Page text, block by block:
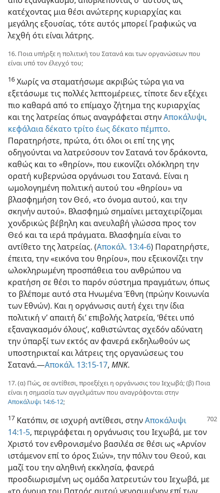
κατέχοντας μια θέσι ανώτερης κυριαρχίας και
μεγάλης εξουσίας, τότε αυτός μπορεί Γραφικώς να
λεχθή ότι είναι λάτρης.
16. Ποια υπήρξε η πολιτική του Σατανά και των οργανώσεων που
είναι υπό τον έλεγχό του;
16 Χωρίς να σταματήσωμε ακριβώς τώρα για να
εξετάσωμε τις πολλές λεπτομέρειες, τίποτε δεν εξέχει
πιο καθαρά από το επίμαχο ζήτημα της κυριαρχίας
και της λατρείας όπως αναγράφεται στηνΑποκάλυψι,
κεφάλαια δέκατο τρίτο έως δέκατο πέμπτο.
Παρατηρήστε, πρώτα, ότι όλοι οι επί της γης
οδηγούνται να λατρεύσουν τον Σατανά τον δράκοντα,
καθώς και το «θηρίον», που εικονίζει ολόκληρη την
ορατή κυβερνώσα οργάνωσι του Σατανά. Είναι η
ωμολογημένη πολιτική αυτού του «θηρίου» να
βλασφημήση τον Θεό, «το όνομα αυτού, και την
σκηνήν αυτού». Βλασφημώ σημαίνει μεταχειρίζομαι
χονδρικώς βέβηλη και ανευλαβή γλώσσα προς τον
Θεό και τα ιερά πράγματα. Βλασφημία είναι το
αντίθετο της λατρείας. (Αποκάλ. 13:4-6) Παρατηρήστε,
έπειτα, την «εικόνα του θηρίου», που εξεικονίζει την
ωλοκληρωμένη προσπάθεια του ανθρώπου να
κρατήση σε θέσι το παρόν σύστημα πραγμάτων, όπως
το βλέπομε αυτό στα Ηνωμένα Έθνη (πρώην Κοινωνία
των Εθνών). Και η οργάνωσις αυτή έχει την ίδια
πολιτική ν’ απαιτή δι’ επιβολής λατρεία, ‘θέτει υπό
εξαναγκασμόν όλους’, καθιστώντας σχεδόν αδύνατη
την ύπαρξί των εκτός αν φανερά εκδηλωθούν ως
υποστηρικταί και λάτρεις της οργανώσεως του
Σατανά.​—Αποκάλ. 13:15-17, ΜΝΚ.
17. (α) Πώς, σε αντίθεσι, προεξέχει η οργάνωσις του Ιεχωβά; (β) Ποια
είναι η σημασία των αγγελμάτων που αναγράφονται στην
Αποκάλυψι 14:6-12;
17 Κατόπιν, σε ισχυρή αντίθεσι, στηνΑποκάλυψι
14:1-5, περιγράφεται η οργάνωσις του Ιεχωβά, με τον
Χριστό τον ενθρονισμένο βασιλέα σε θέσι ως «Αρνίον
ιστάμενον επί το όρος Σιών», την πόλιν του Θεού, και
μαζί του την αληθινή εκκλησία, φανερά
προσδιωρισμένη ως ομάδα λατρευτών του Ιεχωβά, με